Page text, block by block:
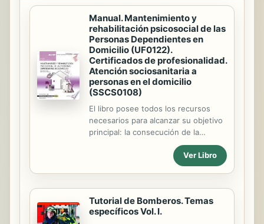
Manual. Mantenimiento y
rehabilitación psicosocial de las
Personas Dependientes en
Domicilio (UF0122).
Certificados de profesionalidad.
Atención sociosanitaria a
personas en el domicilio
(SSCS0108)
El libro posee todos los recursos
necesarios para alcanzar su objetivo
principal: la consecución de la
acreditación de la competencia
profesional incluida en el Certificado
de profesionalidad donde se integra.
UF0122, Mantenimiento y
rehabilitación psicosocial de PDS, es
una importante formación incluida en
Ver Libro
Tutorial de Bomberos. Temas
específicos Vol. I.